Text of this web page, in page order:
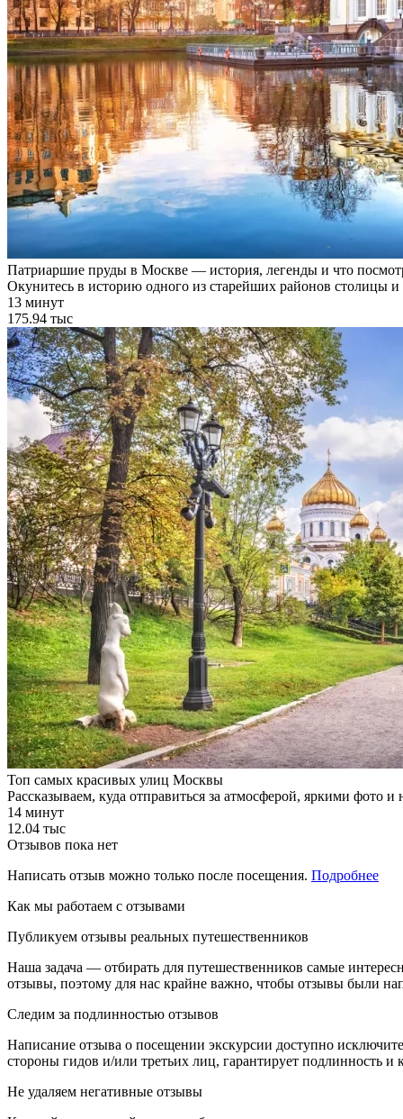
Патриаршие пруды в Москве — история, легенды и что
Окунитесь в историю одного из старейших районов столицы и
13 минут
175.94 тыс
Топ самых красивых улиц Москвы
Рассказываем, куда отправиться за атмосферой, яркими фото
14 минут
12.04 тыс
Отзывов пока нет
Написать отзыв можно только после посещения. Подробнее
Как мы работаем с отзывами
Публикуем отзывы реальных путешественников
Наша задача — отбирать для путешественников самые
отзывы, поэтому для нас крайне важно, чтобы отзывы были
Следим за подлинностью отзывов
Написание отзыва о посещении экскурсии доступно
стороны гидов и/или третьих лиц, гарантирует подлинность и
Не удаляем негативные отзывы